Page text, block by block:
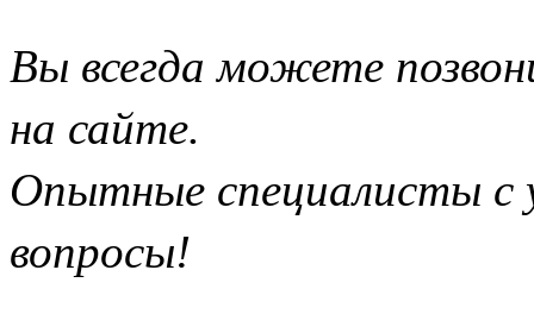
Вы всегда можете
на сайте.
Опытные специалисты с
вопросы!